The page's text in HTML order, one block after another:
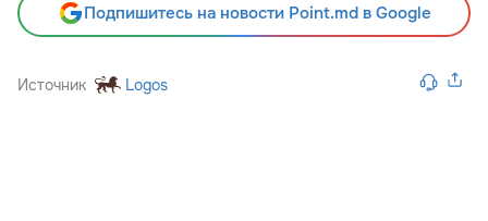
Подпишитесь на новости Point.md в Google
Источник Logos